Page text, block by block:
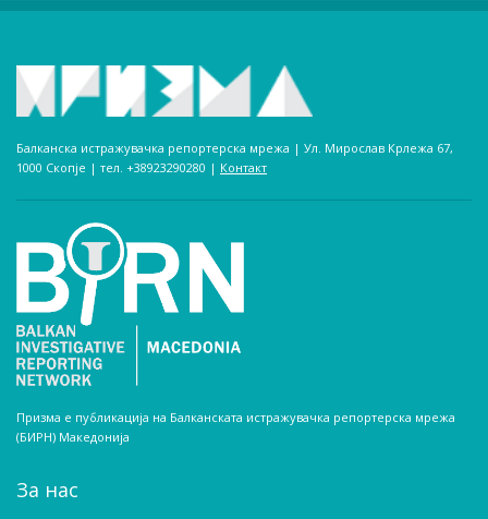
Балканска истражувачка репортерска мрежа | Ул. Мирослав Крлежа 67,
1000 Скопје | тел. +38923290280­ | Контакт
Призма е публикација на Балканската истражувачка репортерска мрежа
(БИРН) Македонија
За нас